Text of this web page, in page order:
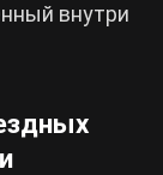
внутри